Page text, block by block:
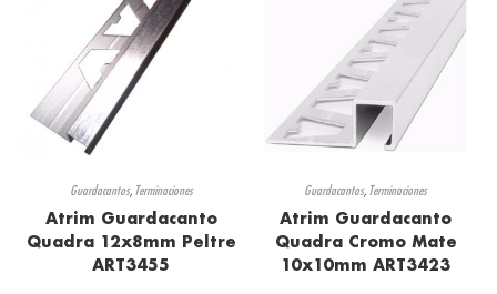
Guardacantos, Terminaciones
Atrim Guardacanto
Quadra 12x8mm Peltre
ART3455
Guardacantos, Terminaciones
Atrim Guardacanto
Quadra Cromo Mate
10x10mm ART3423